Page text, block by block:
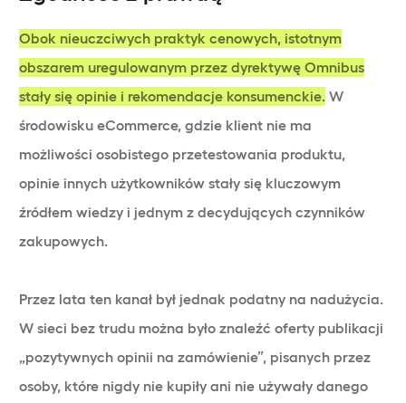
Obok nieuczciwych praktyk cenowych, istotnym
obszarem uregulowanym przez dyrektywę Omnibus
stały się opinie i rekomendacje konsumenckie. W
środowisku eCommerce, gdzie klient nie ma
możliwości osobistego przetestowania produktu,
opinie innych użytkowników stały się kluczowym
źródłem wiedzy i jednym z decydujących czynników
zakupowych.
Przez lata ten kanał był jednak podatny na nadużycia.
W sieci bez trudu można było znaleźć oferty publikacji
„pozytywnych opinii na zamówienie”, pisanych przez
osoby, które nigdy nie kupiły ani nie używały danego